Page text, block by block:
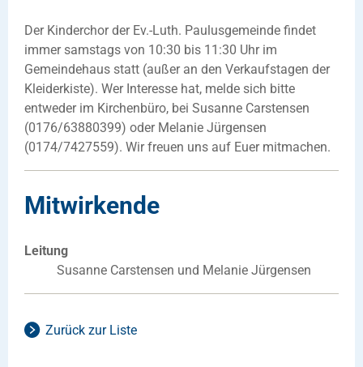
Der Kinderchor der Ev.-Luth. Paulusgemeinde findet
immer samstags von 10:30 bis 11:30 Uhr im
Gemeindehaus statt (außer an den Verkaufstagen der
Kleiderkiste). Wer Interesse hat, melde sich bitte
entweder im Kirchenbüro, bei Susanne Carstensen
(0176/63880399) oder Melanie Jürgensen
(0174/7427559). Wir freuen uns auf Euer mitmachen.
Mitwirkende
Leitung
Susanne Carstensen und Melanie Jürgensen
Zurück zur Liste